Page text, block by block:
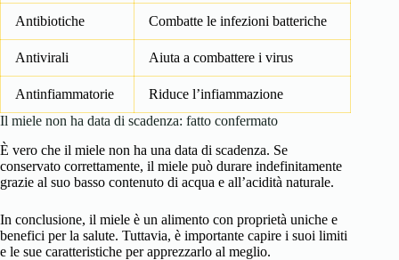
Antibiotiche Combatte le infezioni batteriche
Antivirali Aiuta a combattere i virus
Antinfiammatorie
Riduce l’infiammazione
Il miele non ha data di scadenza: fatto confermato
È vero che il miele non ha una data di scadenza. Se
conservato correttamente, il miele può durare indefinitamente
grazie al suo basso contenuto di acqua e all’acidità naturale.
In conclusione, il miele è un alimento con proprietà uniche e
benefici per la salute. Tuttavia, è importante capire i suoi limiti
e le sue caratteristiche per apprezzarlo al meglio.